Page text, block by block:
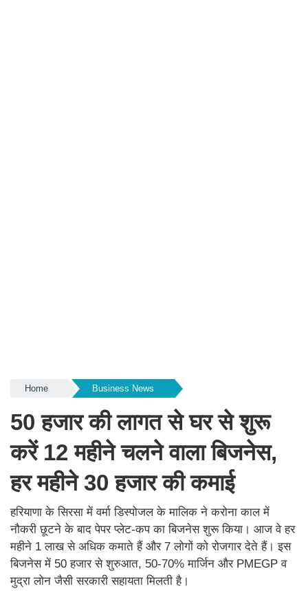
Home Business News
50 हजार की लागत से घर से शुरू
करें 12 महीने चलने वाला बिजनेस,
हर महीने 30 हजार की कमाई
हरियाणा के सिरसा में वर्मा डिस्पोजल के मालिक ने करोना काल में
नौकरी छूटने के बाद पेपर प्लेट-कप का बिजनेस शुरू किया। आज वे हर
महीने 1 लाख से अधिक कमाते हैं और 7 लोगों को रोजगार देते हैं। इस
बिजनेस में 50 हजार से शुरुआत, 50-70% मार्जिन और PMEGP व
मुद्रा लोन जैसी सरकारी सहायता मिलती है।